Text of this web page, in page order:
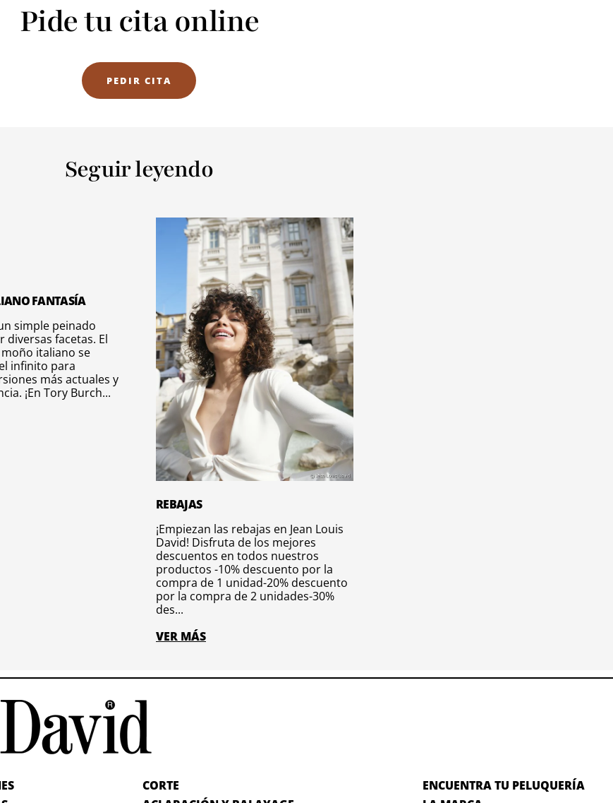
Pide tu cita online
PEDIR CITA
Seguir leyendo
FANTASÍA
simple peinado
diversas facetas. El
italiano se
infinito para
más actuales y
¡En Tory Burch...
REBAJAS
¡Empiezan las rebajas en Jean Louis
David! Disfruta de los mejores
descuentos en todos nuestros
productos -10% descuento por la
compra de 1 unidad-20% descuento
por la compra de 2 unidades-30%
des...
VER MÁS
CORTE
ENCUENTRA TU PELUQUERÍA